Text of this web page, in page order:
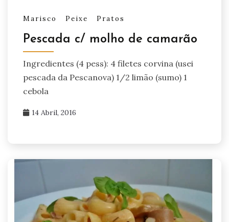
Marisco Peixe Pratos
Pescada c/ molho de camarão
Ingredientes (4 pess): 4 filetes corvina (usei
pescada da Pescanova) 1/2 limão (sumo) 1
cebola
14 Abril, 2016